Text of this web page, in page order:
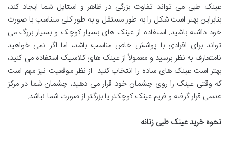
عینک طبی می تواند تفاوت بزرگی در ظاهر و استایل شما ایجاد کند،
بنابراین بهتر است شکل را به طور مستقل و به طور کلی متناسب با صورت
خود داشته باشید. استفاده از عینک های بسیار کوچک و بسیار بزرگ می
تواند برای افرادی با پوشش خاص مناسب باشد، اما اگر نمی خواهید
نامتعارف به نظر برسید و معمولاً از عینک های کلاسیک استفاده می کنید،
بهتر است عینک های ساده را انتخاب کنید. از نظر موقعیت نیز مهم است
که وقتی عینک را روی چشمان خود قرار می دهید، چشمان شما در مرکز
عدسی قرار گرفته و فریم عینک کوچکتر یا بزرگتر از صورت شما نباشد.
نحوه خرید عینک طبی زنانه